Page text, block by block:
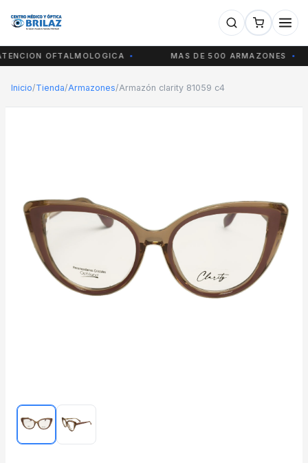
OFTALMOLOGICA MAS DE 500 ARMAZONES
Inicio/Tienda/Armazones/Armazón clarity 81059 c4